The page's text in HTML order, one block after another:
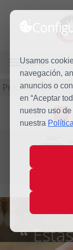
Usamos
navegación,
anuncios o
en “Aceptar
nuestro uso
nuestra
MENÚ
Predicación
L M
29
“